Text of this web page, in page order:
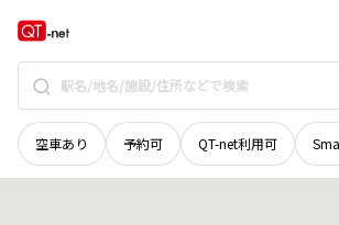
空車あり 予約可 QT-net利用可
石川県